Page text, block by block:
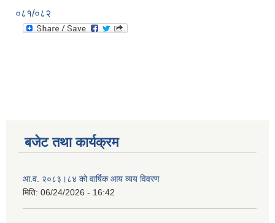
०८१/०८२
बजेट तथा कार्यक्रम
आ.व. २०८३।८४ को वार्षिक आय व्यय विवरण
मिति: 06/24/2026 - 16:42